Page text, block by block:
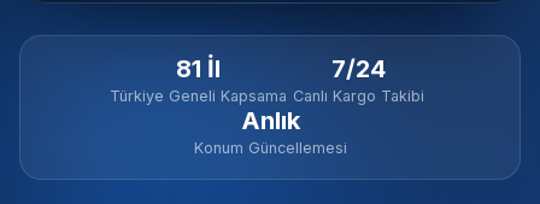
81 İl
Türkiye Geneli Kapsama
7/24
Canlı Kargo Takibi
Anlık
Konum Güncellemesi